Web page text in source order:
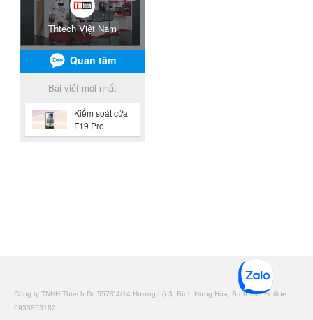
Công ty TNHH Thtech Đc:557/64/14 Hương Lộ 3, Bình Hưng Hòa, Bình Tân Hotline:
0933853182